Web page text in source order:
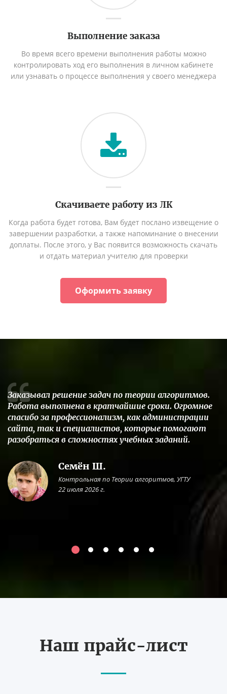
Выполнение заказа
Во время всего времени выполнения работы можно
контролировать ход его выполнения в личном кабинете
или узнавать о процессе выполнения у своего менеджера
Скачиваете работу из ЛК
Когда работа будет готова, Вам будет послано извещение о
завершении разработки, а также напоминание о внесении
доплаты. После этого, у Вас появится возможность скачать
и отдать материал учителю для проверки
Оформить заявку
Заказывал решение задач по теории алгоритмов.
Работа выполнена в кратчайшие сроки. Огромное
спасибо за профессионализм, как администрации
сайта, так и специалистов, которые помогают
разобраться в сложностях учебных заданий.
Семён Ш.
Контрольная по Теории алгоритмов, УГТУ
22 июля 2026 г.
Наш прайс-лист